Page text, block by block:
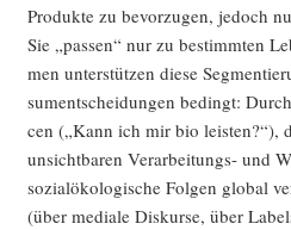
Pro­duk­te zu bevor­zu­gen, jedoch
Sie „pas­sen“ nur zu bestimm­ten
men unter­stüt­zen die­se
sum­entschei­dun­gen bedingt:
cen („Kann ich mir bio leis­ten?“),
unsicht­ba­ren Ver­ar­bei­tungs- und
sozi­al­öko­lo­gi­sche Fol­gen glo­bal
(über media­le Dis­kur­se, über